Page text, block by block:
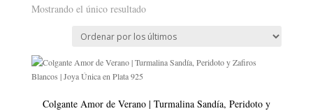
Mostrando el único resultado
Colgante Amor de Verano | Turmalina Sandía, Peridoto y